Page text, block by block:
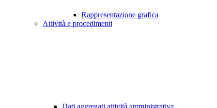
Rappresentazione grafica
Attività e procedimenti